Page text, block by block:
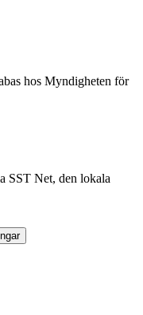
hos Myndigheten för
SST Net, den lokala